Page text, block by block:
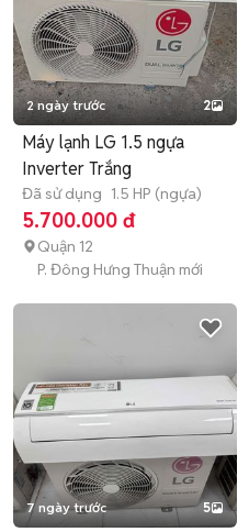
2 ngày trước 2
Máy lạnh LG 1.5 ngựa
Inverter Trắng
Đã sử dụng 1.5 HP (ngựa)
5.700.000 đ
Quận 12
P. Đông Hưng Thuận mới
7 ngày trước 5